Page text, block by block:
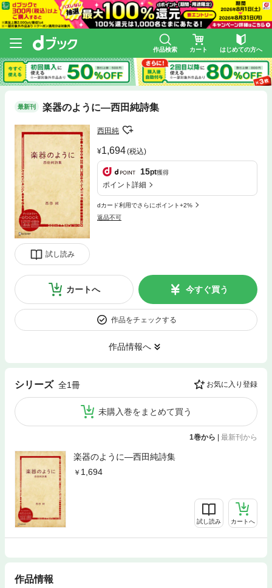
作品検索 カート はじめての方へ
最新刊 楽器のように―西田純詩集
試し読み
西田純
1,694(税込)
15pt獲得
ポイント詳細
dカード利用でさらにポイント+2%
返品不可
カートへ 今すぐ買う
作品をチェックする
作品情報へ
シリーズ 全1冊 お気に入り登録
未購入巻をまとめて買う
1巻から 最新刊から
楽器のように―西田純詩集
1,694
試し読み カートへ
作品情報